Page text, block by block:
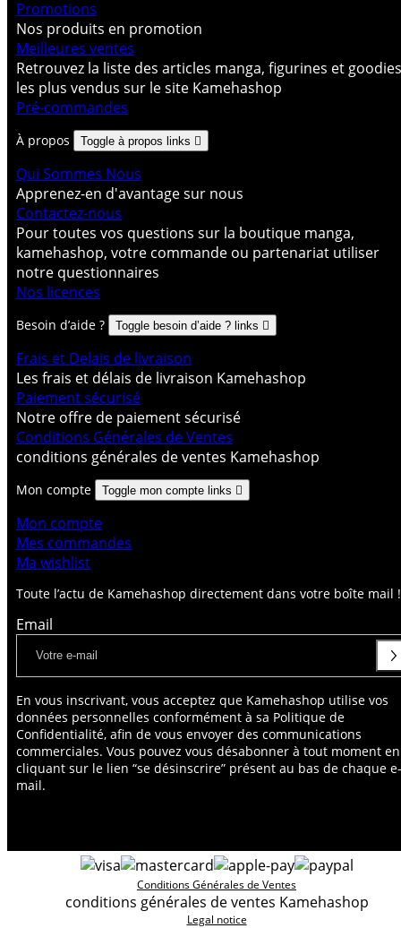
Toute l’actu de Kamehashop directement dans votre boîte mail !
Email
En vous inscrivant, vous acceptez que Kamehashop utilise vos
données personnelles conformément à sa Politique de
Confidentialité, afin de vous envoyer des communications
commerciales. Vous pouvez vous désabonner à tout moment en
cliquant sur le lien “se désinscrire” présent au bas de chaque e-
mail.
Promotions
Nos produits en promotion
Meilleures ventes
Retrouvez la liste des articles manga, figurines et goodies
les plus vendus sur le site Kamehashop
Pré-commandes
À propos Toggle à propos links 
Qui Sommes Nous
Apprenez-en d'avantage sur nous
Contactez-nous
Pour toutes vos questions sur la boutique manga,
kamehashop, votre commande ou partenariat utiliser
notre questionnaires
Nos licences
Besoin d’aide ? Toggle besoin d’aide ? links 
Frais et Delais de livraison
Les frais et délais de livraison Kamehashop
Paiement sécurisé
Notre offre de paiement sécurisé
Conditions Générales de Ventes
conditions générales de ventes Kamehashop
Mon compte Toggle mon compte links 
Mon compte
Mes commandes
Ma wishlist
Conditions Générales de Ventes
conditions générales de ventes Kamehashop
Legal notice